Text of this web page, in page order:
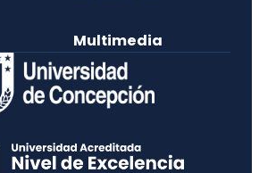
Multimedia